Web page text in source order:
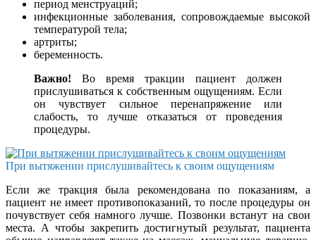
период менструаций;
инфекционные заболевания, сопровождаемые высокой
температурой тела;
артриты;
беременность.
Важно! Во время тракции пациент должен
прислушиваться к собственным ощущениям. Если
он чувствует сильное перенапряжение или
слабость, то лучше отказаться от проведения
процедуры.
При вытяжении прислушивайтесь к своим ощущениям
Если же тракция была рекомендована по показаниям, а
пациент не имеет противопоказаний, то после процедуры он
почувствует себя намного лучше. Позвонки встанут на свои
места. А чтобы закрепить достигнутый результат, пациента